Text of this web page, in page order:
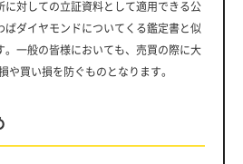
に対しての立証資料として適用できる公
ばダイヤモンドについてくる鑑定書と似
。一般の皆様においても、売買の際に大
や買い損を防ぐものとなります。